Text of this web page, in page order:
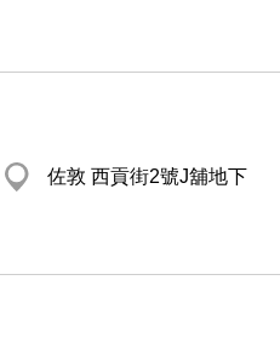
佐敦 西貢街2號J舖地下